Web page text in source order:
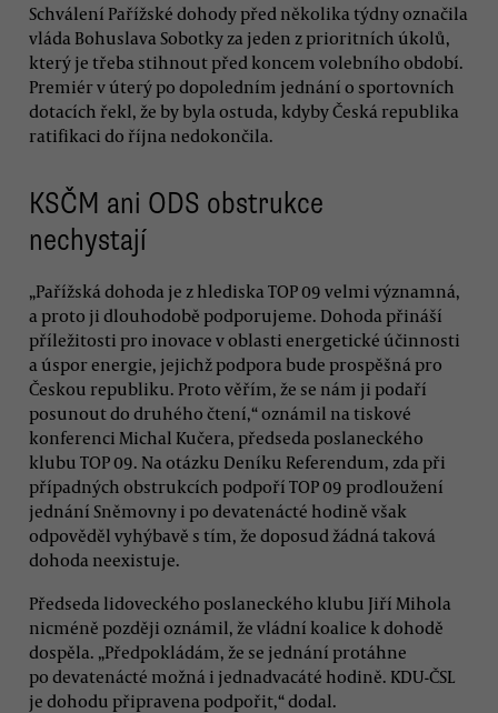
Schválení Pařížské dohody před několika týdny označila
vláda Bohuslava Sobotky za jeden z prioritních úkolů,
který je třeba stihnout před koncem volebního období.
Premiér v úterý po dopoledním jednání o sportovních
dotacích řekl, že by byla ostuda, kdyby Česká republika
ratifikaci do října nedokončila.
KSČM ani ODS obstrukce
nechystají
„Pařížská dohoda je z hlediska TOP 09 velmi významná,
a proto ji dlouhodobě podporujeme. Dohoda přináší
příležitosti pro inovace v oblasti energetické účinnosti
a úspor energie, jejichž podpora bude prospěšná pro
Českou republiku. Proto věřím, že se nám ji podaří
posunout do druhého čtení,“ oznámil na tiskové
konferenci Michal Kučera, předseda poslaneckého
klubu TOP 09. Na otázku Deníku Referendum, zda při
případných obstrukcích podpoří TOP 09 prodloužení
jednání Sněmovny i po devatenácté hodině však
odpověděl vyhýbavě s tím, že doposud žádná taková
dohoda neexistuje.
Předseda lidoveckého poslaneckého klubu Jiří Mihola
nicméně později oznámil, že vládní koalice k dohodě
dospěla. „Předpokládám, že se jednání protáhne
po devatenácté možná i jednadvacáté hodině. KDU-ČSL
je dohodu připravena podpořit,“ dodal.